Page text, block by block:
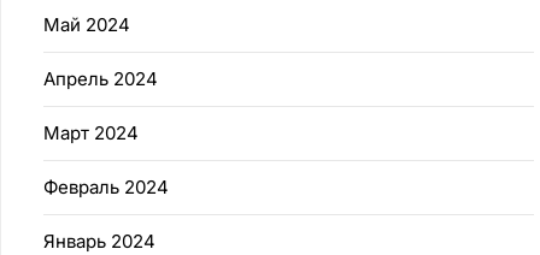
Май 2024
Апрель 2024
Март 2024
Февраль 2024
Январь 2024